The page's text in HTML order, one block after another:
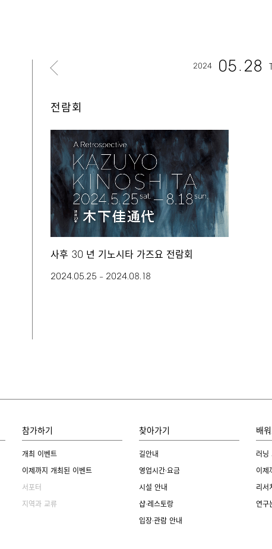
2024 05 28
전람회
사후 30 년 기노시타 가즈요 전람회
2024.05.25 – 2024.08.18
참가하기
개최 이벤트
이제까지 개최된 이벤트
서포터
지역과 교류
찾아가기
길안내
영업시간·요금
시설 안내
샵·레스토랑
입장·관람 안내
배
러닝
이
리서
연구